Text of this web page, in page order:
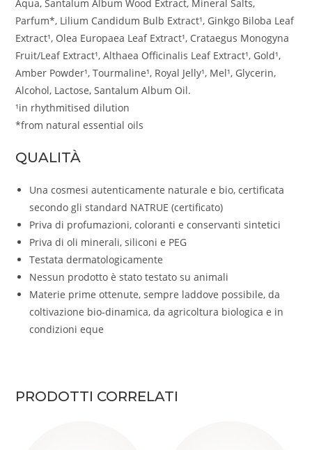
Aqua, Santalum Album Wood Extract, Mineral Salts,
Parfum*, Lilium Candidum Bulb Extract¹, Ginkgo Biloba Leaf
Extract¹, Olea Europaea Leaf Extract¹, Crataegus Monogyna
Fruit/Leaf Extract¹, Althaea Officinalis Leaf Extract¹, Gold¹,
Amber Powder¹, Tourmaline¹, Royal Jelly¹, Mel¹, Glycerin,
Alcohol, Lactose, Santalum Album Oil.
¹in rhythmitised dilution
*from natural essential oils
QUALITÀ
Una cosmesi autenticamente naturale e bio, certificata
secondo gli standard NATRUE (certificato)
Priva di profumazioni, coloranti e conservanti sintetici
Priva di oli minerali, siliconi e PEG
Testata dermatologicamente
Nessun prodotto è stato testato su animali
Materie prime ottenute, sempre laddove possibile, da
coltivazione bio-dinamica, da agricoltura biologica e in
condizioni eque
PRODOTTI CORRELATI